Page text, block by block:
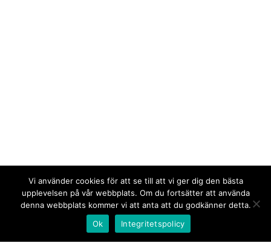
Vi använder cookies för att se till att vi ger dig den bästa
upplevelsen på vår webbplats. Om du fortsätter att använda
denna webbplats kommer vi att anta att du godkänner detta.
Ok
Integritetspolicy